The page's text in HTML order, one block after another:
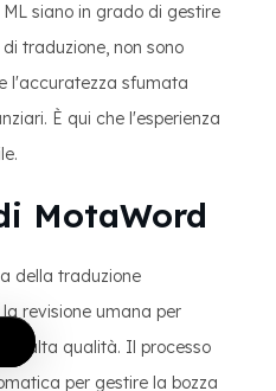
siano in grado di gestire
traduzione, non sono
l'accuratezza sfumata
È qui che l'esperienza
MotaWord
della traduzione
revisione umana per
di alta qualità. Il processo
per gestire la bozza